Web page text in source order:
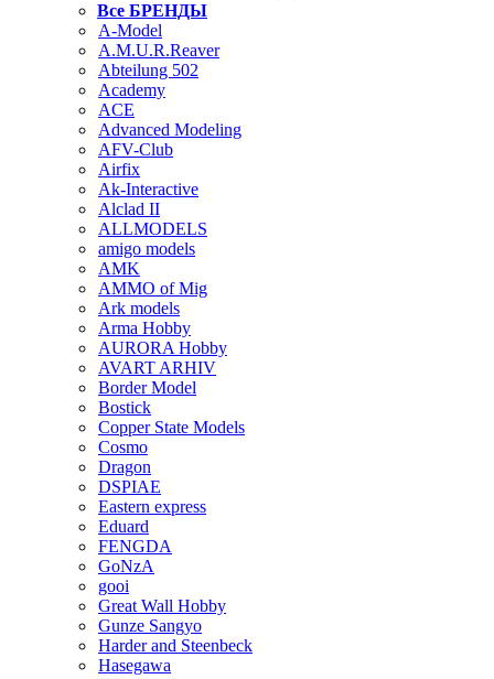
Все БРЕНДЫ
A-Model
A.M.U.R.Reaver
Abteilung 502
Academy
ACE
Advanced Modeling
AFV-Club
Airfix
Ak-Interactive
Alclad II
ALLMODELS
amigo models
AMK
AMMO of Mig
Ark models
Arma Hobby
AURORA Hobby
AVART ARHIV
Border Model
Bostick
Copper State Models
Cosmo
Dragon
DSPIAE
Eastern express
Eduard
FENGDA
GoNzA
gooi
Great Wall Hobby
Gunze Sangyo
Harder and Steenbeck
Hasegawa